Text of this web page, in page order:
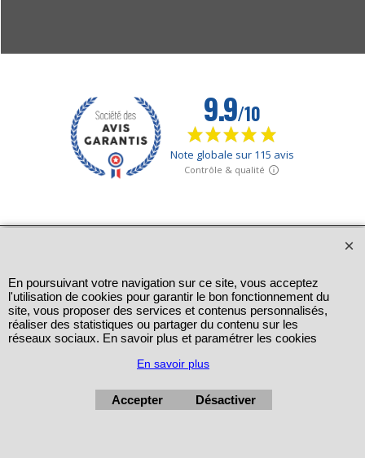
En poursuivant votre navigation sur ce site, vous acceptez
l'utilisation de cookies pour garantir le bon fonctionnement du
site, vous proposer des services et contenus personnalisés,
réaliser des statistiques ou partager du contenu sur les
réseaux sociaux. En savoir plus et paramétrer les cookies
En savoir plus
Accepter Désactiver